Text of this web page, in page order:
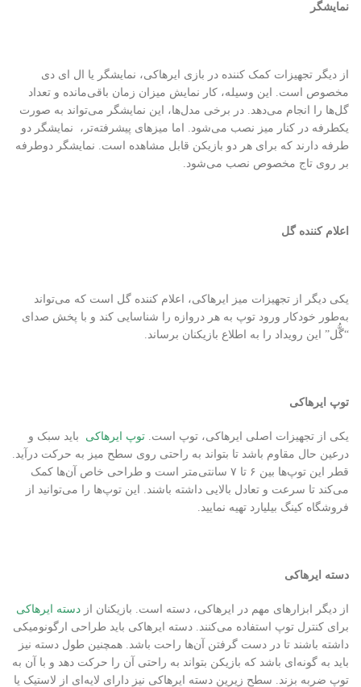
نمایشگر
از دیگر تجهیزات کمک کننده در بازی ایرهاکی، نمایشگر یا ال ای دی
مخصوص است. این وسیله، کار نمایش میزان زمان باقی‌مانده و تعداد
گل‌ها را انجام می‌دهد. در برخی مدل‌ها، این نمایشگر می‌تواند به صورت
یکطرفه در کنار میز نصب می‌شود. اما میزهای پیشرفته‌تر، نمایشگر دو
طرفه دارند که برای هر دو بازیکن قابل مشاهده است. نمایشگر دوطرفه
بر روی تاج مخصوص نصب می‌شود.
اعلام کننده گل
یکی دیگر از تجهیزات میز ایرهاکی، اعلام کننده گل است که می‌تواند
به‌طور خودکار ورود توپ به هر دروازه را شناسایی کند و با پخش صدای
“گُّل” این رویداد را به اطلاع بازیکنان برساند.
توپ ایرهاکی
یکی از تجهیزات اصلی ایرهاکی، توپ است. توپ ایرهاکی باید سبک و
درعین حال مقاوم باشد تا بتواند به راحتی روی سطح میز به حرکت درآید.
قطر این توپ‌ها بین ۶ تا ۷ سانتی‌متر است و طراحی خاص آن‌ها کمک
می‌کند تا سرعت و تعادل بالایی داشته باشند. این توپ‌ها را می‌توانید از
فروشگاه کینگ بیلیارد تهیه نمایید.
دسته ایرهاکی
از دیگر ابزارهای مهم در ایرهاکی، دسته است. بازیکنان از دسته ایرهاکی
برای کنترل توپ استفاده می‌کنند. دسته ایرهاکی باید طراحی ارگونومیکی
داشته باشند تا در دست گرفتن آن‌ها راحت باشد. همچنین طول دسته نیز
باید به گونه‌ای باشد که بازیکن بتواند به راحتی آن را حرکت دهد و با آن به
توپ ضربه بزند. سطح زیرین دسته ایرهاکی نیز دارای لایه‌ای از لاستیک یا